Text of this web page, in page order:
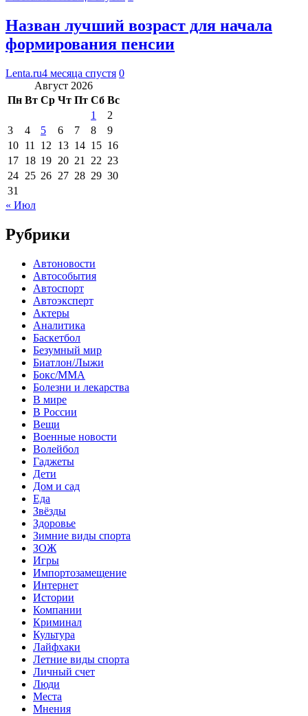
Назван лучший возраст для начала
формирования пенсии
Lenta.ru4 месяца спустя 0
Август 2026
Пн Вт Ср Чт Пт Сб Вс
1
2
3
4 5 6 7 8
9
10 11 12 13 14 15 16
17 18 19 20 21 22 23
24 25 26 27 28 29 30
31
« Июл
Рубрики
Автоновости
Автособытия
Автоспорт
Автоэксперт
Актеры
Аналитика
Баскетбол
Безумный мир
Биатлон/Лыжи
Бокс/MMA
Болезни и лекарства
В мире
В России
Вещи
Военные новости
Волейбол
Гаджеты
Дети
Дом и сад
Еда
Звёзды
Здоровье
Зимние виды спорта
ЗОЖ
Игры
Импортозамещение
Интернет
Истории
Компании
Криминал
Культура
Лайфхаки
Летние виды спорта
Личный счет
Люди
Места
Мнения